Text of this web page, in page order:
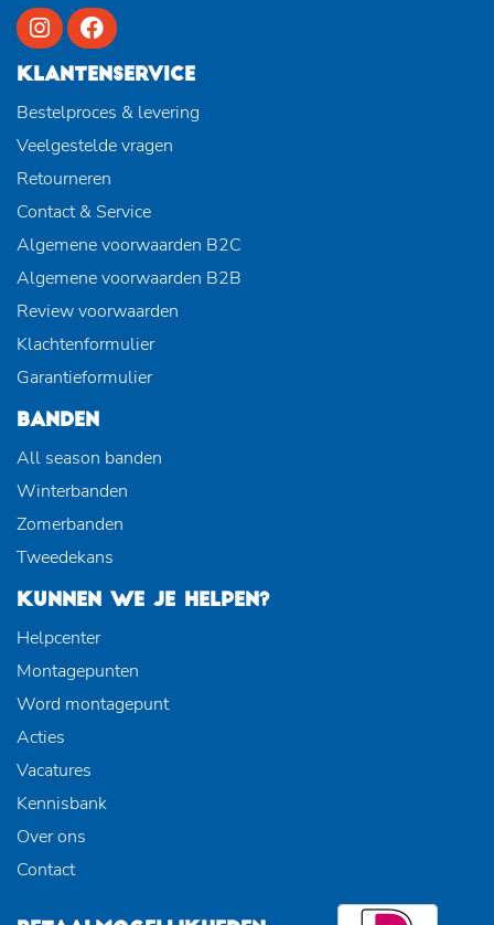
KLANTENSERVICE
Bestelproces & levering
Veelgestelde vragen
Retourneren
Contact & Service
Algemene voorwaarden B2C
Algemene voorwaarden B2B
Review voorwaarden
Klachtenformulier
Garantieformulier
BANDEN
All season banden
Winterbanden
Zomerbanden
Tweedekans
KUNNEN WE JE HELPEN?
Helpcenter
Montagepunten
Word montagepunt
Acties
Vacatures
Kennisbank
Over ons
Contact